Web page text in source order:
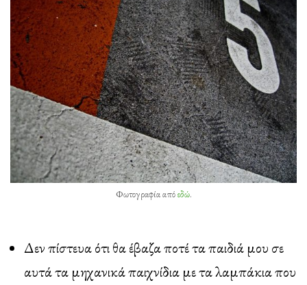
Φωτογραφία απόεδώ.
Δεν πίστευα ότι θα έβαζα ποτέ τα παιδιά μου σε
αυτά τα μηχανικά παιχνίδια με τα λαμπάκια που